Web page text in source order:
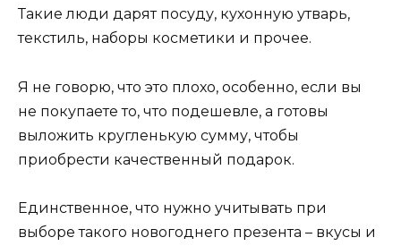
Такие люди дарят посуду, кухонную утварь,
текстиль, наборы косметики и прочее.
Я не говорю, что это плохо, особенно, если вы
не покупаете то, что подешевле, а готовы
выложить кругленькую сумму, чтобы
приобрести качественный подарок.
Единственное, что нужно учитывать при
выборе такого новогоднего презента – вкусы и